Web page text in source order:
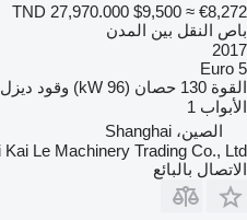
TND 27,970.000 $9,500 ≈ €8,272
باص النقل بين المدن
2017
Euro 5
القوة 130 حصان (96 kW) وقود
الأبواب 1
الصين، Shanghai
Kai Le Machinery Trading Co., Ltd.
الاتصال بالبائع